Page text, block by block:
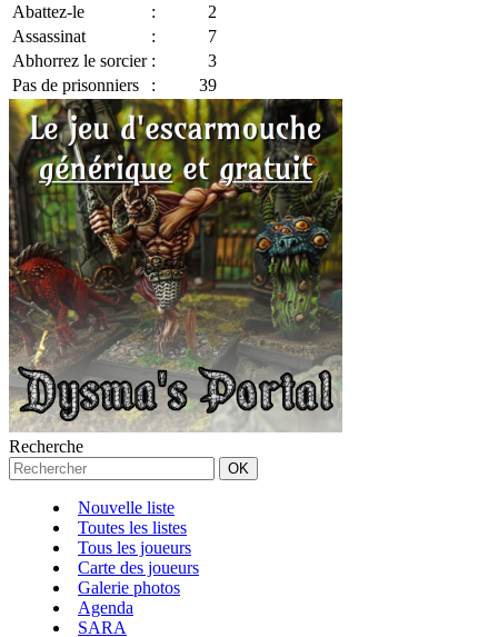
Abattez-le :
2
Assassinat
:
7
Abhorrez le sorcier :
3
Pas de prisonniers
: 39
Recherche
Nouvelle liste
Toutes les listes
Tous les joueurs
Carte des joueurs
Galerie photos
Agenda
SARA